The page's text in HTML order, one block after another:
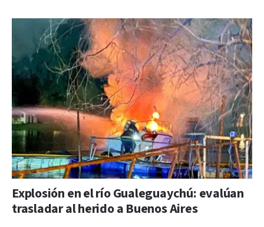
Explosión en el río Gualeguaychú: evalúan
trasladar al herido a Buenos Aires